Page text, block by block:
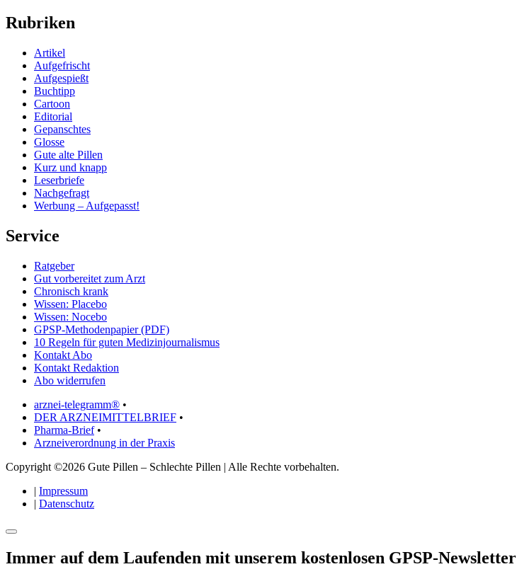
Rubriken
Artikel
Aufgefrischt
Aufgespießt
Buchtipp
Cartoon
Editorial
Gepanschtes
Glosse
Gute alte Pillen
Kurz und knapp
Leserbriefe
Nachgefragt
Werbung – Aufgepasst!
Service
Ratgeber
Gut vorbereitet zum Arzt
Chronisch krank
Wissen: Placebo
Wissen: Nocebo
GPSP-Methodenpapier (PDF)
10 Regeln für guten Medizinjournalismus
Kontakt Abo
Kontakt Redaktion
Abo widerrufen
arznei-telegramm® •
DER ARZNEIMITTELBRIEF •
Pharma-Brief•
Arzneiverordnung in der Praxis
Copyright ©2026 Gute Pillen – Schlechte Pillen | Alle Rechte vorbehalten.
| Impressum
| Datenschutz
Immer auf dem Laufenden mit unserem kostenlosen GPSP-Newsletter